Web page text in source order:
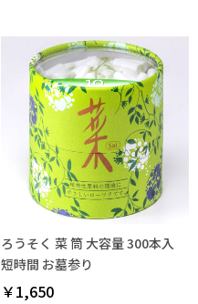
ろうそく 菜 筒 大容量 300本入
短時間 お墓参り
￥1,650